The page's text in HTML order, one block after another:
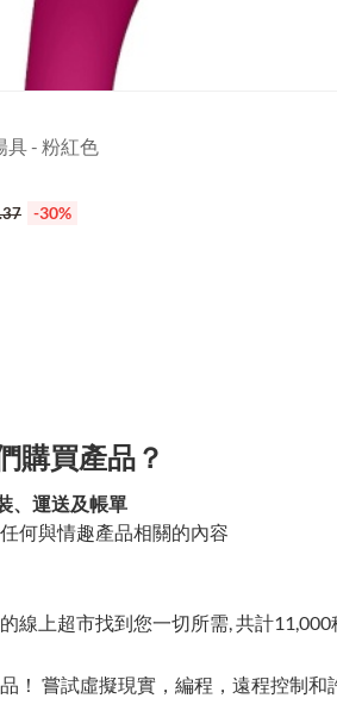
具 - 粉紅色
-30%
購買產品？
、運送及帳單
何與情趣產品相關的內容
線上超市找到您一切所需, 共計11,000
！ 嘗試虛擬現實，編程，遠程控制